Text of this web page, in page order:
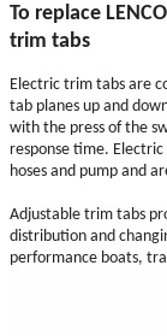
To replace
trim tabs
Electric trim tabs are
tab planes up and
with the press of the
response time.
hoses and pump and
Adjustable trim tabs
distribution and
performance boats,